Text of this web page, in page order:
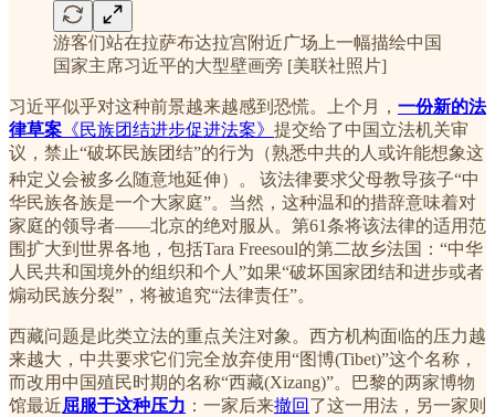
游客们站在拉萨布达拉宫附近广场上一幅描绘中国
国家主席习近平的大型壁画旁 [美联社照片]
习近平似乎对这种前景越来越感到恐慌。上个月， 一份新的法
律草案 《民族团结进步促进法案》 提交给了中国立法机关审
议，禁止“破坏民族团结”的行为（熟悉中共的人或许能想象这
种定义会被多么随意地延伸）。
该法律要求父母教导孩子“中
华民族各族是一个大家庭”。当然，这种温和的措辞意味着对
家庭的领导者——北京的绝对服从。第61条将该法律的适用范
围扩大到世界各地，包括Tara Freesoul的第二故乡法国：“中华
人民共和国境外的组织和个人”如果“破坏国家团结和进步或者
煽动民族分裂”，将被追究“法律责任”。
西藏问题是此类立法的重点关注对象。西方机构面临的压力越
来越大，中共要求它们完全放弃使用“图博(Tibet)”这个名称，
而改用中国殖民时期的名称“西藏(Xizang)”。巴黎的两家博物
馆最近屈服于这种压力 ：一家后来撤回 了这一用法，另一家则